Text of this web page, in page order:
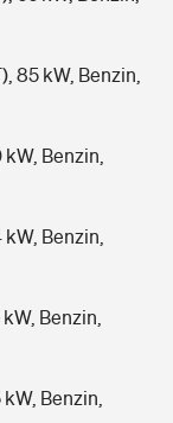
85 kW, Benzin,
Benzin,
Benzin,
Benzin,
Benzin,